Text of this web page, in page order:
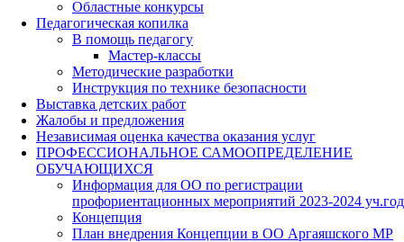
Областные конкурсы
Педагогическая копилка
В помощь педагогу
Мастер-классы
Методические разработки
Инструкция по технике безопасности
Выставка детских работ
Жалобы и предложения
Независимая оценка качества оказания услуг
ПРОФЕССИОНАЛЬНОЕ САМООПРЕДЕЛЕНИЕ
ОБУЧАЮЩИХСЯ
Информация для ОО по регистрации
профориентационных мероприятий 2023-2024 уч.год
Концепция
План внедрения Концепции в ОО Аргаяшского МР